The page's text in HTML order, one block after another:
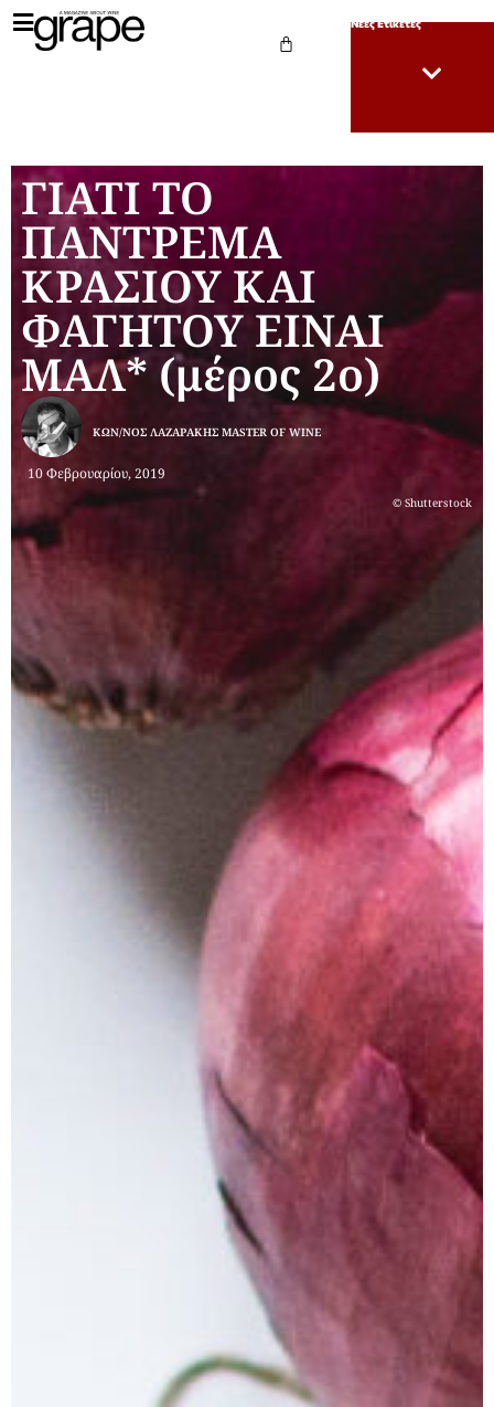
Νέες Ετικέτες
ΓIATI TO
ΠΑΝΤΡΕΜΑ
ΚΡΑΣΙΟΥ ΚΑΙ
ΦΑΓΗΤΟΥ ΕΙΝΑΙ
ΜΑΛ* (μέρος 2ο)
10 Φεβρουαρίου, 2019
ΚΩΝ/ΝΟΣ ΛΑΖΑΡΆΚΗΣ MASTER OF WINE
© Shutterstock